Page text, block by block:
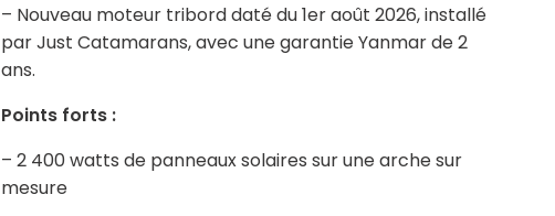
– Nouveau moteur tribord daté du 1er août 2026, installé
par Just Catamarans, avec une garantie Yanmar de 2
ans.
Points forts :
– 2 400 watts de panneaux solaires sur une arche sur
mesure